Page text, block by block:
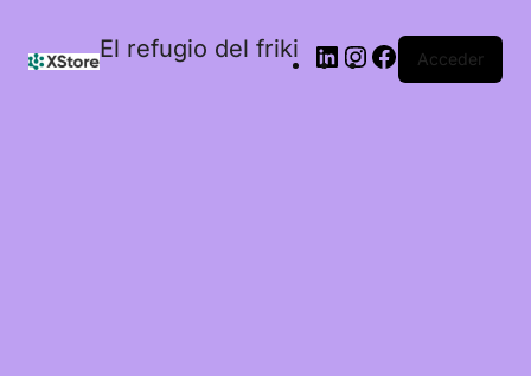
El refugio del friki Acceder